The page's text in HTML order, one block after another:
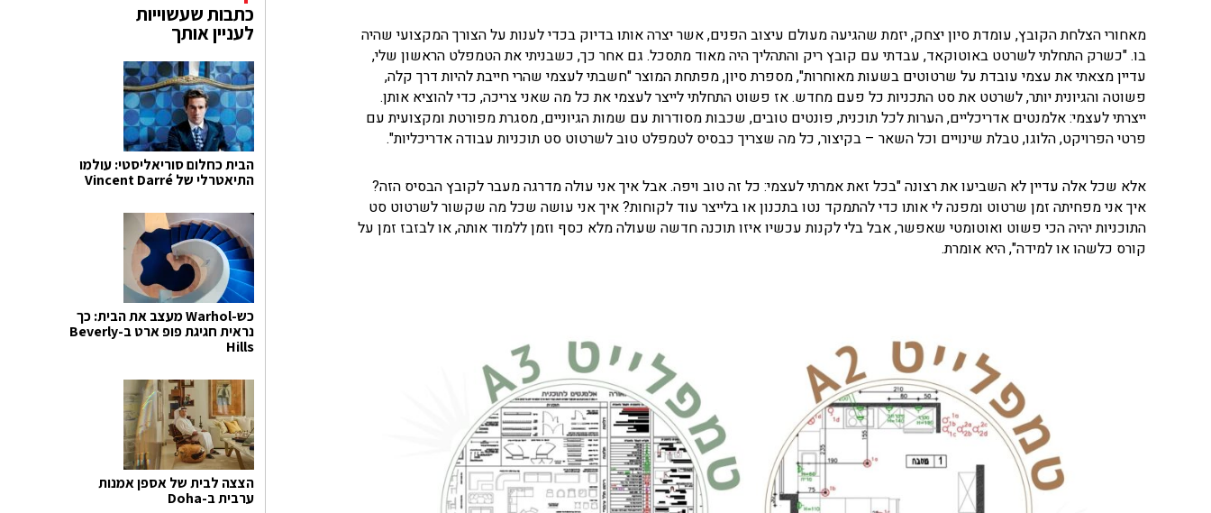
מאחורי הצלחת הקובץ, עומדת סיון יצחק, יזמת שהגיעה מעולם עיצוב הפנים, אשר יצרה אותו בדיוק בכדי לענות על הצורך המקצועי שהיה
בו. "כשרק התחלתי לשרטט באוטוקאד, עבדתי עם קובץ ריק והתהליך היה מאוד מתסכל. גם אחר כך, כשבניתי את הטמפלט הראשון שלי,
עדיין מצאתי את עצמי עובדת על שרטוטים בשעות מאוחרות", מספרת סיון, מפתחת המוצר "חשבתי לעצמי שהרי חייבת להיות דרך קלה,
פשוטה והגיונית יותר, לשרטט את סט התכניות כל פעם מחדש. אז פשוט התחלתי לייצר לעצמי את כל מה שאני צריכה, כדי להוציא אותן.
ייצרתי לעצמי: אלמנטים אדריכליים, הערות לכל תוכנית, פונטים טובים, שכבות מסודרות עם שמות הגיוניים, מסגרת מפורטת ומקצועית עם
פרטי הפרויקט, הלוגו, טבלת שינויים וכל השאר – בקיצור, כל מה שצריך כבסיס לטמפלט טוב לשרטוט סט תוכניות עבודה אדריכליות".
אלא שכל אלה עדיין לא השביעו את רצונה "בכל זאת אמרתי לעצמי: כל זה טוב ויפה. אבל איך אני עולה מדרגה מעבר לקובץ הבסיס הזה?
איך אני מפחיתה זמן שרטוט ומפנה לי אותו כדי להתמקד נטו בתכנון או בלייצר עוד לקוחות? איך אני עושה שכל מה שקשור לשרטוט סט
התוכניות יהיה הכי פשוט ואוטומטי שאפשר, אבל בלי לקנות עכשיו איזו תוכנה חדשה שעולה מלא כסף וזמן ללמוד אותה, או לבזבז זמן על
קורס כלשהו או למידה", היא אומרת.
כתבות שעשוייות
לעניין אותך
הבית כחלום סוריאליסטי: עולמו
התיאטרלי של Vincent Darré
כש-Warhol מעצב את הבית: כך
נראית חגיגת פופ ארט ב-Beverly
Hills
הצצה לבית של אספן אמנות
ערבית ב-Doha